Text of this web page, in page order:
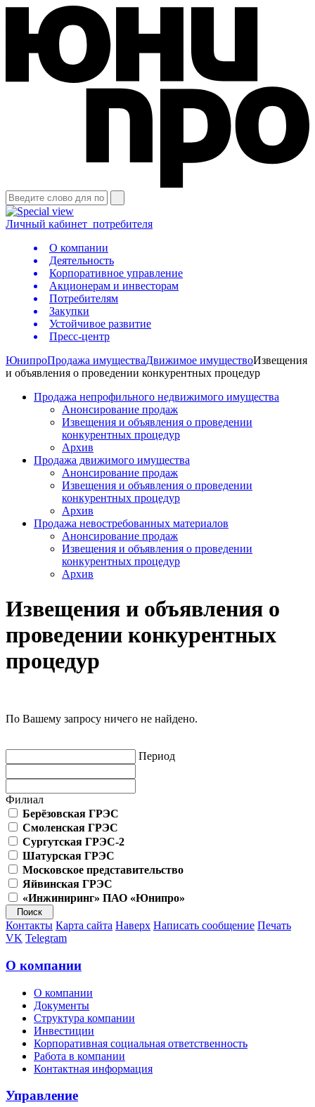
Личный кабинет потребителя
О компании
Деятельность
Корпоративное управление
Акционерам и инвесторам
Потребителям
Закупки
Устойчивое развитие
Пресс-центр
ЮнипроПродажа имуществаДвижимое имуществоИзвещения
и объявления о проведении конкурентных процедур
Продажа непрофильного недвижимого имущества
Анонсирование продаж
Извещения и объявления о проведении
конкурентных процедур
Архив
Продажа движимого имущества
Анонсирование продаж
Извещения и объявления о проведении
конкурентных процедур
Архив
Продажа невостребованных материалов
Анонсирование продаж
Извещения и объявления о проведении
конкурентных процедур
Архив
Извещения и объявления о
проведении конкурентных
процедур
По Вашему запросу ничего не найдено.
Период
Филиал
Берёзовская ГРЭС
Смоленская ГРЭС
Сургутская ГРЭС-2
Шатурская ГРЭС
Московское представительство
Яйвинская ГРЭС
«Инжиниринг» ПАО «Юнипро»
Контакты Карта сайта Наверх Написать сообщение Печать
VK Telegram
О компании
О компании
Документы
Структура компании
Инвестиции
Корпоративная социальная ответственность
Работа в компании
Контактная информация
Управление